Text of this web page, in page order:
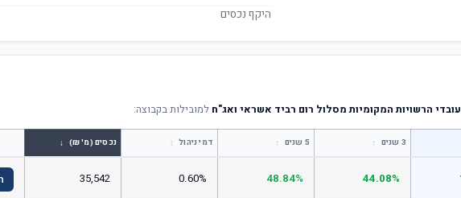
היקף נכסים
הרשויות המקומיות מסלול רום רביד אשראי ואג"ח למובילות בקבוצה:
3 שנים ↕ 5 שנים ↕ דמי ניהול ↕ נכסים (מ' ₪) ↓
44.08%
48.84%
0.60%
35,542